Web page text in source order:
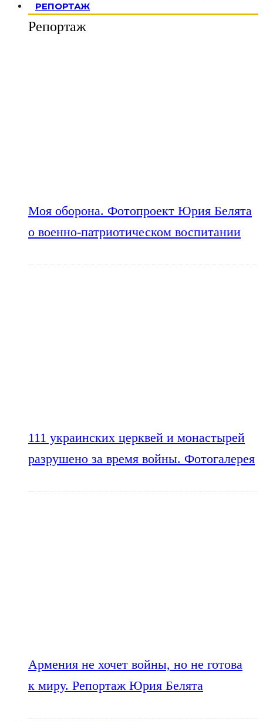
РЕПОРТАЖ
Репортаж
Моя оборона. Фотопроект Юрия Белята
о военно-патриотическом воспитании
111 украинских церквей и монастырей
разрушено за время войны. Фотогалерея
Армения не хочет войны, но не готова
к миру. Репортаж Юрия Белята